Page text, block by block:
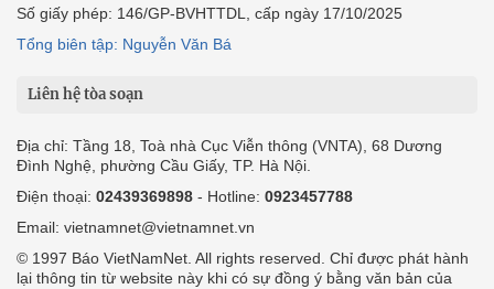
Số giấy phép: 146/GP-BVHTTDL, cấp ngày 17/10/2025
Tổng biên tập: Nguyễn Văn Bá
Liên hệ tòa soạn
Địa chỉ: Tầng 18, Toà nhà Cục Viễn thông (VNTA), 68 Dương
Đình Nghệ, phường Cầu Giấy, TP. Hà Nội.
Điện thoại: 02439369898 - Hotline: 0923457788
Email: vietnamnet@vietnamnet.vn
© 1997 Báo VietNamNet. All rights reserved. Chỉ được phát hành
lại thông tin từ website này khi có sự đồng ý bằng văn bản của